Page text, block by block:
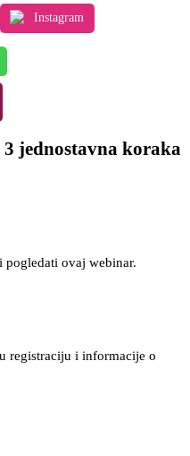
Instagram
3 jednostavna koraka
pogledati ovaj webinar.
registraciju i informacije o